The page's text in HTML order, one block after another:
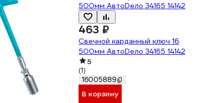
463 ₽
Свечной карданный ключ 16
500мм АвтоDело 34165 14142
5
(1)
16005889
В корзину